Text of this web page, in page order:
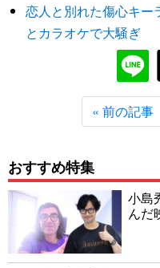
恋人と別れた傷心キー
とカラオケで大騒ぎ
« 前の記事
おすすめ特集
小島
んだ